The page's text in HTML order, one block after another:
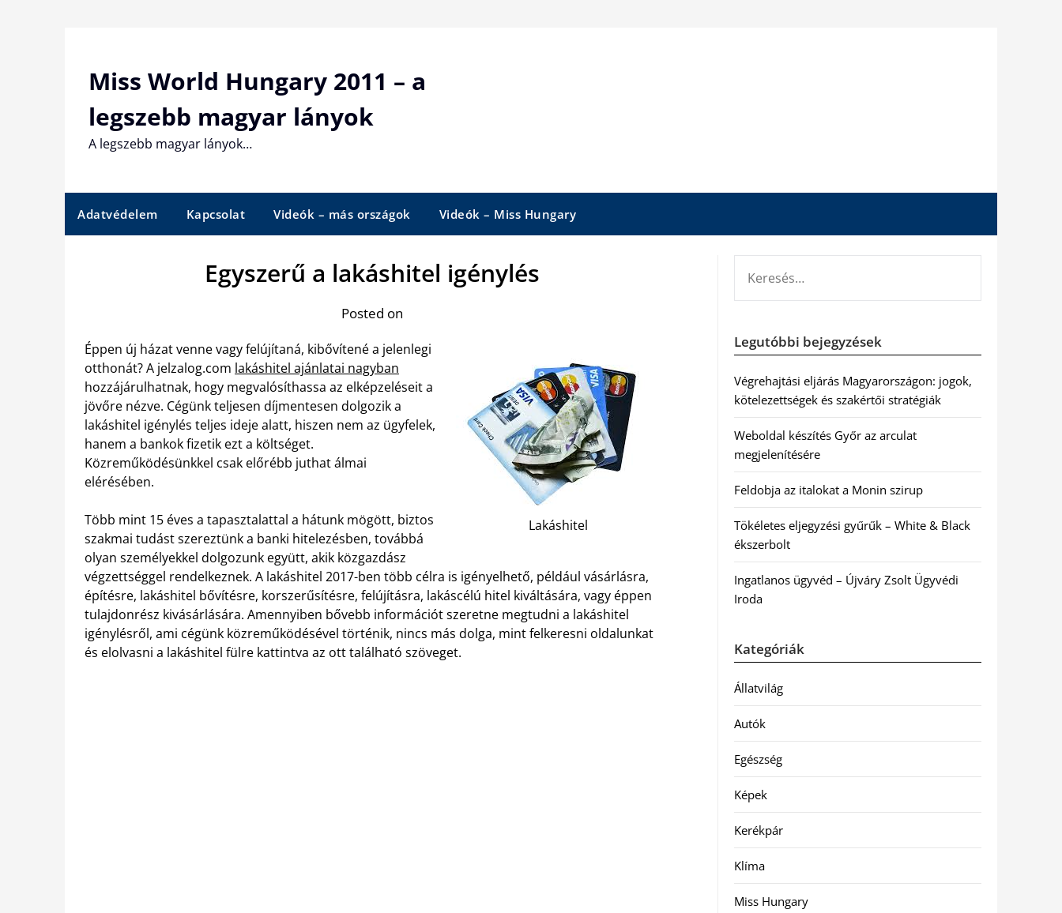
Miss World Hungary 2011 – a
legszebb magyar lányok
A legszebb magyar lányok…
Adatvédelem Kapcsolat Videók – más országok Videók – Miss Hungary
Egyszerű a lakáshitel igénylés
Posted on
Lakáshitel
Éppen új házat venne vagy felújítaná, kibővítené a jelenlegi
otthonát? A jelzalog.com lakáshitel ajánlatai nagyban
hozzájárulhatnak, hogy megvalósíthassa az elképzeléseit a
jövőre nézve. Cégünk teljesen díjmentesen dolgozik a
lakáshitel igénylés teljes ideje alatt, hiszen nem az ügyfelek,
hanem a bankok fizetik ezt a költséget.
Közreműködésünkkel csak előrébb juthat álmai
elérésében.
Több mint 15 éves a tapasztalattal a hátunk mögött, biztos
szakmai tudást szereztünk a banki hitelezésben, továbbá
olyan személyekkel dolgozunk együtt, akik közgazdász
végzettséggel rendelkeznek. A lakáshitel 2017-ben több célra is igényelhető, például vásárlásra,
építésre, lakáshitel bővítésre, korszerűsítésre, felújításra, lakáscélú hitel kiváltására, vagy éppen
tulajdonrész kivásárlására. Amennyiben bővebb információt szeretne megtudni a lakáshitel
igénylésről, ami cégünk közreműködésével történik, nincs más dolga, mint felkeresni oldalunkat
és elolvasni a lakáshitel fülre kattintva az ott található szöveget.
Legutóbbi bejegyzések
Végrehajtási eljárás Magyarországon: jogok,
kötelezettségek és szakértői stratégiák
Weboldal készítés Győr az arculat
megjelenítésére
Feldobja az italokat a Monin szirup
Tökéletes eljegyzési gyűrűk – White & Black
ékszerbolt
Ingatlanos ügyvéd – Újváry Zsolt Ügyvédi
Iroda
Kategóriák
Állatvilág
Autók
Egészség
Képek
Kerékpár
Klíma
Miss Hungary